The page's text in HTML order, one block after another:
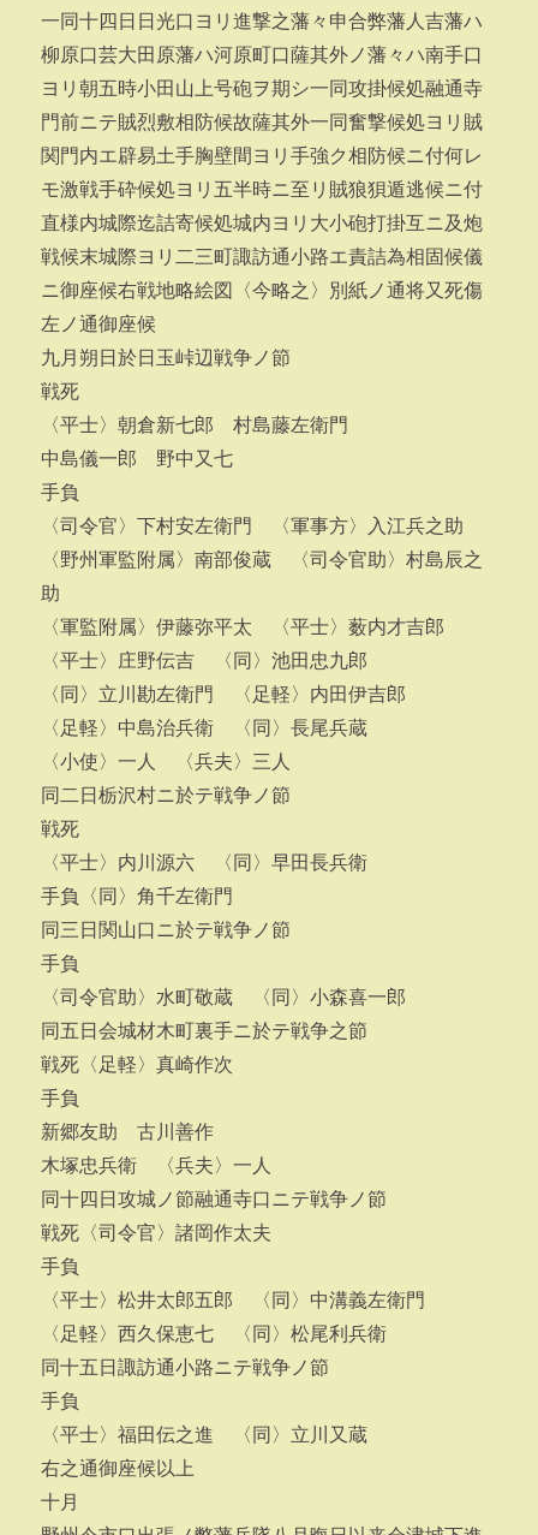
一同十四日日光口ヨリ進撃之藩々申合弊藩人吉藩ハ
柳原口芸大田原藩ハ河原町口薩其外ノ藩々ハ南手口
ヨリ朝五時小田山上号砲ヲ期シ一同攻掛候処融通寺
門前ニテ賊烈敷相防候故薩其外一同奮撃候処ヨリ賊
関門内エ辟易土手胸壁間ヨリ手強ク相防候ニ付何レ
モ激戦手砕候処ヨリ五半時ニ至リ賊狼狽遁逃候ニ付
直様内城際迄詰寄候処城内ヨリ大小砲打掛互ニ及炮
戦候末城際ヨリ二三町諏訪通小路エ責詰為相固候儀
ニ御座候右戦地略絵図〈今略之〉別紙ノ通将又死傷
左ノ通御座候
九月朔日於日玉峠辺戦争ノ節
戦死
〈平士〉朝倉新七郎 村島藤左衛門
中島儀一郎 野中又七
手負
〈司令官〉下村安左衛門 〈軍事方〉入江兵之助
〈野州軍監附属〉南部俊蔵 〈司令官助〉村島辰之
助
〈軍監附属〉伊藤弥平太 〈平士〉薮内才吉郎
〈平士〉庄野伝吉 〈同〉池田忠九郎
〈同〉立川勘左衛門 〈足軽〉内田伊吉郎
〈足軽〉中島治兵衛 〈同〉長尾兵蔵
〈小使〉一人 〈兵夫〉三人
同二日栃沢村ニ於テ戦争ノ節
戦死
〈平士〉内川源六 〈同〉早田長兵衛
手負〈同〉角千左衛門
同三日関山口ニ於テ戦争ノ節
手負
〈司令官助〉水町敬蔵 〈同〉小森喜一郎
同五日会城材木町裏手ニ於テ戦争之節
戦死〈足軽〉真崎作次
手負
新郷友助 古川善作
木塚忠兵衛 〈兵夫〉一人
同十四日攻城ノ節融通寺口ニテ戦争ノ節
戦死〈司令官〉諸岡作太夫
手負
〈平士〉松井太郎五郎 〈同〉中溝義左衛門
〈足軽〉西久保恵七 〈同〉松尾利兵衛
同十五日諏訪通小路ニテ戦争ノ節
手負
〈平士〉福田伝之進 〈同〉立川又蔵
右之通御座候以上
十月